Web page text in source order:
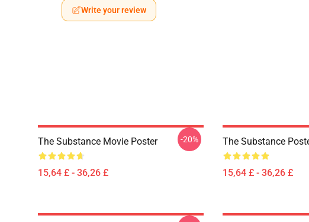
Write your review
The Substance Movie Poster
15,64 £ - 36,26 £
-20% The Substance
15,64 £ - 36,26 £